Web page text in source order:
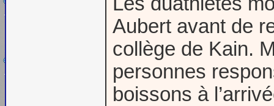
Aubert avant de
collège de Kain.
personnes
boissons à